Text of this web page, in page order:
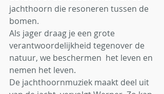
jachthoorn die resoneren tussen de
bomen.
Als jager draag je een grote
verantwoordelijkheid tegenover de
natuur, we beschermen  het leven en
nemen het leven.
De jachthoornmuziek maakt deel uit